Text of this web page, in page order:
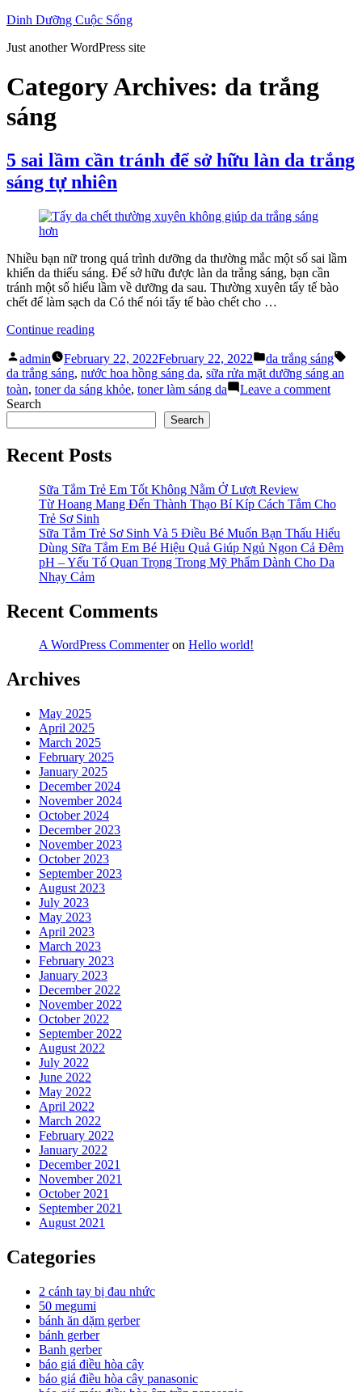
Skip
content
Dinh Dưỡng Cuộc Sống
Just another WordPress site
Category Archives: da trắng
sáng
5 sai lầm cần tránh để sở hữu làn da trắng
sáng tự nhiên
Nhiều bạn nữ trong quá trình dưỡng da thường mắc một số sai lầm
khiến da thiếu sáng. Để sở hữu được làn da trắng sáng, bạn cần
tránh một số hiểu lầm về dưỡng da sau. Thường xuyên tẩy tế bào
chết để làm sạch da Có thể nói tẩy tế bào chết cho …
Continue reading“5
lầm
cần
tránh
sở
hữu
da
sáng
tự
nhiên”
Posted
by
admin February 22, 2022February 22, 2022
Posted
in
da trắng sáng
da trắng sáng, nước hoa hồng sáng da, sữa rửa mặt dưỡng sáng an
toàn, toner da sáng khỏe, toner làm sáng da Leave a commenton
hữu
da
trắng
sáng
Search
Search
Recent Posts
Sữa Tắm Trẻ Em Tốt Không Nằm Ở Lượt Review
Từ Hoang Mang Đến Thành Thạo Bí Kíp Cách Tắm Cho
Trẻ Sơ Sinh
Sữa Tắm Trẻ Sơ Sinh Và 5 Điều Bé Muốn Bạn Thấu Hiểu
Dùng Sữa Tắm Em Bé Hiệu Quả Giúp Ngủ Ngon Cả Đêm
pH – Yếu Tố Quan Trọng Trong Mỹ Phẩm Dành Cho Da
Nhạy Cảm
Recent Comments
A WordPress Commenteron Hello world!
Archives
May 2025
April 2025
March 2025
February 2025
January 2025
December 2024
November 2024
October 2024
December 2023
November 2023
October 2023
September 2023
August 2023
July 2023
May 2023
April 2023
March 2023
February 2023
January 2023
December 2022
November 2022
October 2022
September 2022
August 2022
July 2022
June 2022
May 2022
April 2022
March 2022
February 2022
January 2022
December 2021
November 2021
October 2021
September 2021
August 2021
Categories
2 cánh tay bị đau nhức
50 megumi
bánh ăn dặm gerber
bánh gerber
Banh gerber
báo giá điều hòa cây
báo giá điều hòa cây panasonic